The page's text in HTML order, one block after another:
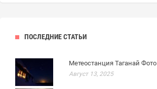
ПОСЛЕДНИЕ СТАТЬИ
Метеостанция Таганай Фото
Август 13, 2025